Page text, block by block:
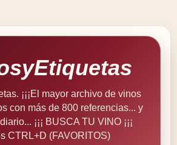
¡¡¡El mayor archivo de vinos
con más de 800 referencias... y
¡¡¡ BUSCA TU VINO ¡¡¡
CTRL+D (FAVORITOS)